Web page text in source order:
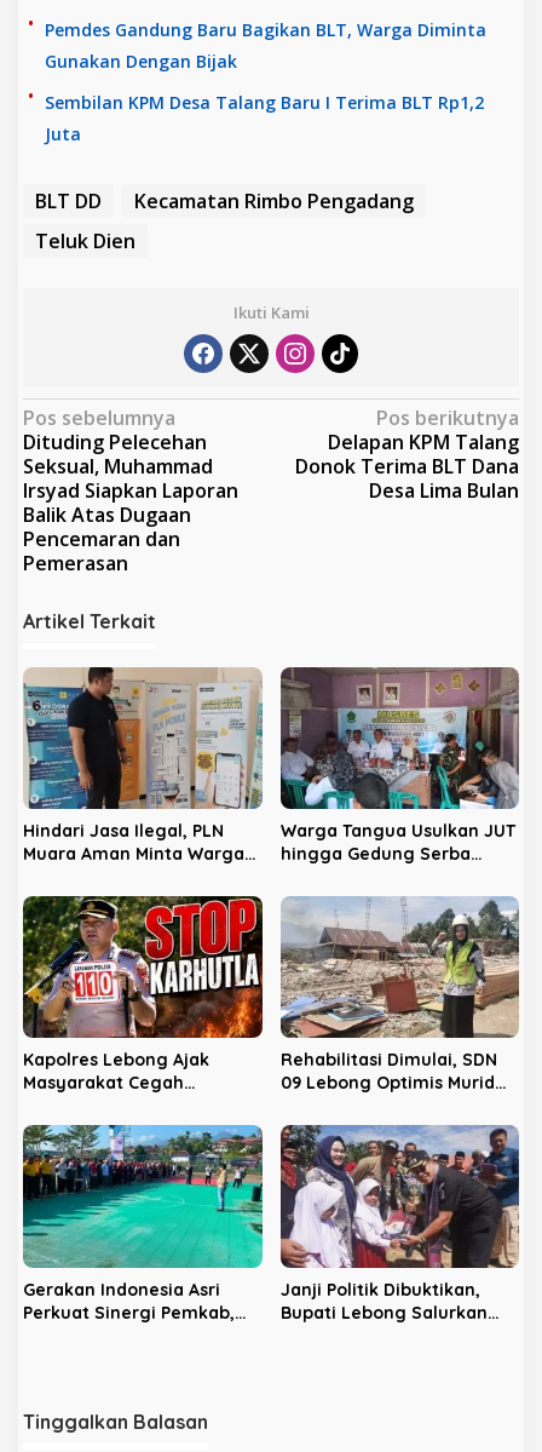
Pemdes Gandung Baru Bagikan BLT, Warga Diminta
Gunakan Dengan Bijak
Sembilan KPM Desa Talang Baru I Terima BLT Rp1,2
Juta
BLT DD
Kecamatan Rimbo Pengadang
Teluk Dien
Ikuti Kami
N
a
v
i
g
s
i
p
o
s
Pos sebelumnya
Dituding Pelecehan
Seksual, Muhammad
Irsyad Siapkan Laporan
Balik Atas Dugaan
Pencemaran dan
Pemerasan
Pos berikutnya
Delapan KPM Talang
Donok Terima BLT Dana
Desa Lima Bulan
Artikel Terkait
Hindari Jasa Ilegal, PLN
Muara Aman Minta Warga
Warga Tangua Usulkan JUT
hingga Gedung Serba
Pembangunan 2027
Kapolres Lebong Ajak
Masyarakat Cegah
Rehabilitasi Dimulai, SDN
09 Lebong Optimis Murid
Gerakan Indonesia Asri
Perkuat Sinergi Pemkab,
Janji Politik Dibuktikan,
Bupati Lebong Salurkan
Tinggalkan Balasan